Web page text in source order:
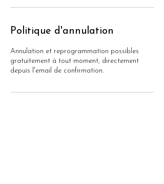
Politique d'annulation
Annulation et reprogrammation possibles
gratuitement à tout moment, directement
depuis l'email de confirmation.